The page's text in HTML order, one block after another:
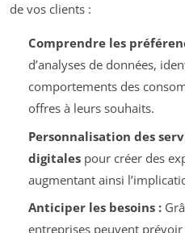
de vos clients :
Comprendre les
d’analyses de données,
comportements des
offres à leurs souhaits.
Personnalisation des
digitalespour créer des
augmentant ainsi
Anticiper les besoins :
entreprises peuvent